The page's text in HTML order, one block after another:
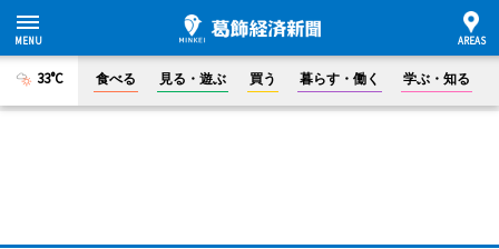
33°C 食べる 見る・遊ぶ 買う 暮らす・働く 学ぶ・知る